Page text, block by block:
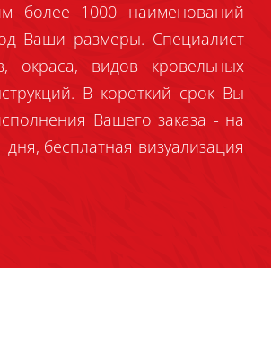
более 1000 наименований
Ваши размеры. Специалист
окраса, видов кровельных
В короткий срок Вы
Вашего заказа - на
бесплатная визуализация